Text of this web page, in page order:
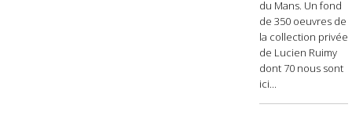
du Mans. Un fond
de 350 oeuvres de
la collection privée
de Lucien Ruimy
dont 70 nous sont
ici...